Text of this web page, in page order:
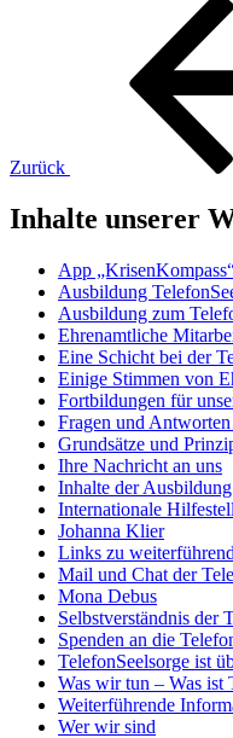
Beitragsnavigation
Zurück
Inhalte unserer
App
Ausbildung
Ausbildung zum
Ehrenamtliche
Eine Schicht bei der
Einige Stimmen von
Fortbildungen für
Fragen und
Grundsätze und
Ihre Nachricht an uns
Inhalte der
Internationale
Johanna Klier
Links zu
Mail und Chat der
Mona Debus
Selbstverständnis der
Spenden an die
TelefonSeelsorge ist
Was wir tun – Was ist
Weiterführende
Wer wir sind